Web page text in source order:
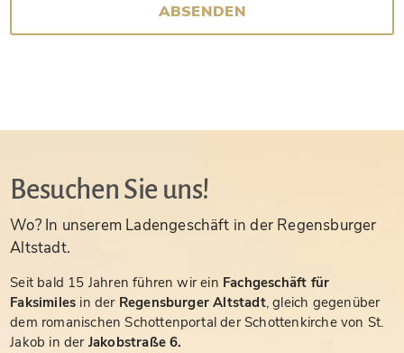
ABSENDEN
Besuchen Sie uns!
Wo? In unserem Ladengeschäft in der Regensburger
Altstadt.
Seit bald 15 Jahren führen wir ein Fachgeschäft für
Faksimiles in der Regensburger Altstadt, gleich gegenüber
dem romanischen Schottenportal der Schottenkirche von St.
Jakob in der Jakobstraße 6.